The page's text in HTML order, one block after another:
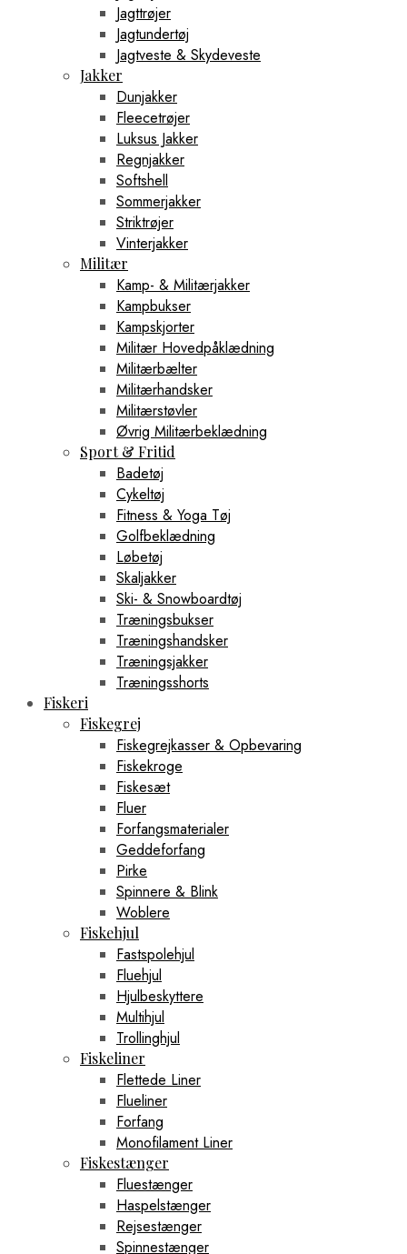
Jagttrøjer
Jagtundertøj
Jagtveste & Skydeveste
Jakker
Dunjakker
Fleecetrøjer
Luksus Jakker
Regnjakker
Softshell
Sommerjakker
Striktrøjer
Vinterjakker
Militær
Kamp- & Militærjakker
Kampbukser
Kampskjorter
Militær Hovedpåklædning
Militærbælter
Militærhandsker
Militærstøvler
Øvrig Militærbeklædning
Sport & Fritid
Badetøj
Cykeltøj
Fitness & Yoga Tøj
Golfbeklædning
Løbetøj
Skaljakker
Ski- & Snowboardtøj
Træningsbukser
Træningshandsker
Træningsjakker
Træningsshorts
Fiskeri
Fiskegrej
Fiskegrejkasser & Opbevaring
Fiskekroge
Fiskesæt
Fluer
Forfangsmaterialer
Geddeforfang
Pirke
Spinnere & Blink
Woblere
Fiskehjul
Fastspolehjul
Fluehjul
Hjulbeskyttere
Multihjul
Trollinghjul
Fiskeliner
Flettede Liner
Flueliner
Forfang
Monofilament Liner
Fiskestænger
Fluestænger
Haspelstænger
Rejsestænger
Spinnestænger